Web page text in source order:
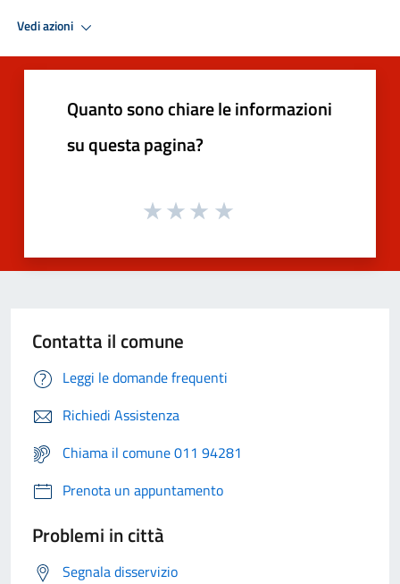
Vedi azioni
Quanto sono chiare le informazioni
su questa pagina?
Contatta il comune
Leggi le domande frequenti
Richiedi Assistenza
Chiama il comune 011 94281
Prenota un appuntamento
Problemi in città
Segnala disservizio